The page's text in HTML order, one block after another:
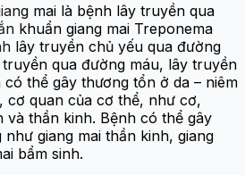
mai là bệnh lây truyền qua
khuẩn giang mai Treponema
lây truyền chủ yếu qua đường
qua đường máu, lây truyền
thể gây thương tổn ở da – niêm
cơ quan của cơ thể, như cơ,
và thần kinh. Bệnh có thể gây
giang mai thần kinh, giang
bẩm sinh.